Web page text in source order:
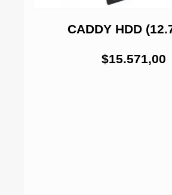
CADDY HDD
$15.571,00